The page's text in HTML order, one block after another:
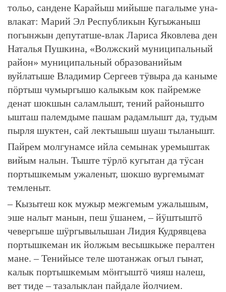
тольо, сандене Карайыш мийыше пагалыме уна-
влакат: Марий Эл Республикын Кугыжаныш
погынжын депутатше-влак Лариса Яковлева ден
Наталья Пушкина, «Волжский муниципальный
район» муниципальный образованийым
вуйлатыше Владимир Сергеев тӱвыра да каныме
пӧртыш чумыргышо калыкым кок пайремже
денат шокшын саламлышт, тений районышто
ышташ палемдыме пашам радамлышт да, тудым
пырля шуктен, сай лектышыш шуаш тыланышт.
Пайрем молгунамсе ийла семынак уремыштак
вийым налын. Тыште тӱрлӧ кугытан да тӱсан
портышкемым ужаленыт, шокшо вургемымат
темленыт.
– Кызытеш кок мужыр межгемым ужалышым,
эше налыт манын, пеш ӱшанем, – йӱштыштӧ
чевергыше шӱргывылышан Лидия Кудрявцева
портышкеман ик йолжым весышкыже пералтен
мане. – Тенийысе теле шотанжак огыл гынат,
калык портышкемым мӧҥгыштӧ чияш налеш,
вет тиде – тазалыклан пайдале йолчием.